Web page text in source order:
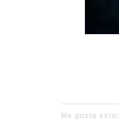
Me gusta esto: